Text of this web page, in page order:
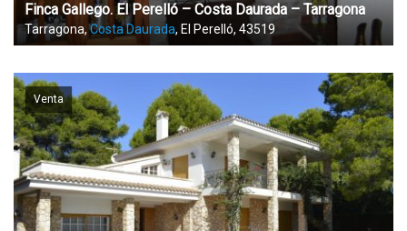
Finca Gallego. El Perelló – Costa Daurada – Tarragona
Tarragona,Costa Daurada, El Perelló, 43519
Venta